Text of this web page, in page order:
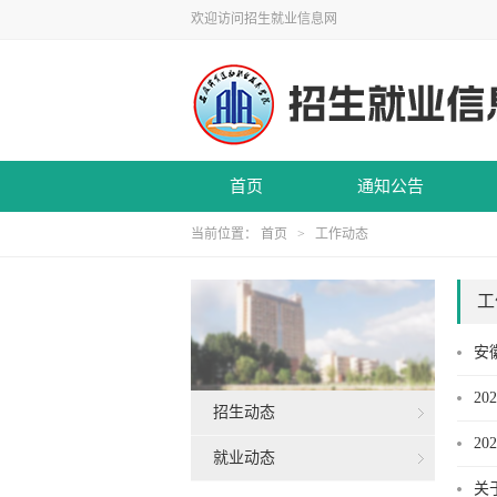
欢迎访问招生就业信息网
首页 通知公告
当前位置： 首页 > 工作动态
招生动态
就业动态
安
关